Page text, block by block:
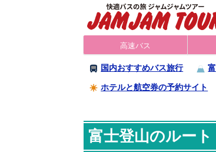
高速バス
国内おすすめバス旅行
ホテルと航空券の予約サイト
富士登山のルート